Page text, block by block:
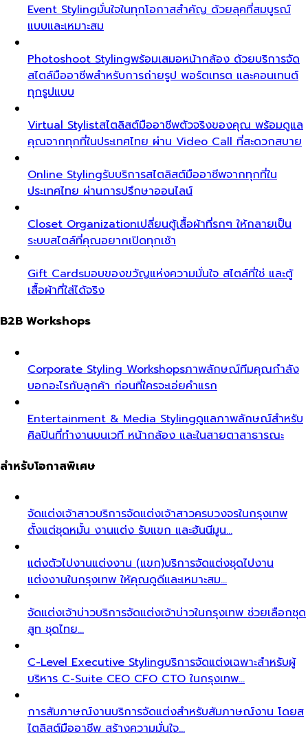
Event Stylingมั่นใจในทุกโอกาสสำคัญ ด้วยลุคที่สมบูรณ์
แบบและเหมาะสม
Photoshoot Stylingพร้อมเสมอหน้ากล้อง ด้วยบริการจัด
สไตล์มืออาชีพสำหรับการถ่ายรูป พอร์ตเทรต และคอนเทนต์
ทุกรูปแบบ
Virtual Stylistสไตลิสต์มืออาชีพตัวจริงของคุณ พร้อมดูแล
คุณจากทุกที่ในประเทศไทย ผ่าน Video Call ที่สะดวกสบาย
Online Stylingรับบริการสไตลิสต์มืออาชีพจากทุกที่ใน
ประเทศไทย ผ่านการปรึกษาออนไลน์
Closet Organizationเปลี่ยนตู้เสื้อผ้าที่รกๆ ให้กลายเป็น
ระบบสไตล์ที่คุณอยากเปิดทุกเช้า
Gift Cardsมอบของขวัญแห่งความมั่นใจ สไตล์ที่ใช่ และตู้
เสื้อผ้าที่ใส่ได้จริง
B2B Workshops
Corporate Styling Workshopsภาพลักษณ์ทีมคุณกำลัง
บอกอะไรกับลูกค้า ก่อนที่ใครจะเอ่ยคำแรก
Entertainment & Media Stylingดูแลภาพลักษณ์สำหรับ
ศิลปินที่ทำงานบนเวที หน้ากล้อง และในสายตาสาธารณะ
สำหรับโอกาสพิเศษ
จัดแต่งเจ้าสาวบริการจัดแต่งเจ้าสาวครบวงจรในกรุงเทพ
ตั้งแต่ชุดหมั้น งานแต่ง รับแขก และฮันนีมูน…
แต่งตัวไปงานแต่งงาน (แขก)บริการจัดแต่งชุดไปงาน
แต่งงานในกรุงเทพ ให้คุณดูดีและเหมาะสม…
จัดแต่งเจ้าบ่าวบริการจัดแต่งเจ้าบ่าวในกรุงเทพ ช่วยเลือกชุด
สูท ชุดไทย…
C-Level Executive Stylingบริการจัดแต่งเฉพาะสำหรับผู้
บริหาร C-Suite CEO CFO CTO ในกรุงเทพ…
การสัมภาษณ์งานบริการจัดแต่งสำหรับสัมภาษณ์งาน โดยส
ไตลิสต์มืออาชีพ สร้างความมั่นใจ…